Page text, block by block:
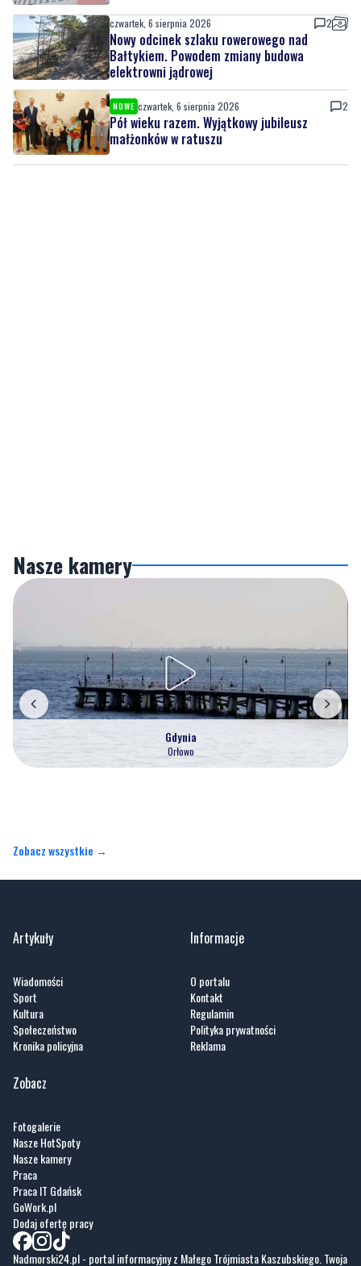
czwartek, 6 sierpnia 2026 2
Nowy odcinek szlaku rowerowego nad
Bałtykiem. Powodem zmiany budowa
elektrowni jądrowej
NOWE czwartek, 6 sierpnia 2026 2
Pół wieku razem. Wyjątkowy jubileusz
małżonków w ratuszu
Nasze kamery
Gdynia
Orłowo
Zobacz wszystkie →
Artykuły
Wiadomości
Sport
Kultura
Społeczeństwo
Kronika policyjna
Informacje
O portalu
Kontakt
Regulamin
Polityka prywatności
Reklama
Zobacz
Fotogalerie
Nasze HotSpoty
Nasze kamery
Praca
Praca IT Gdańsk
GoWork.pl
Dodaj ofertę pracy
Nadmorski24.pl - portal informacyjny z Małego Trójmiasta Kaszubskiego. Twoja